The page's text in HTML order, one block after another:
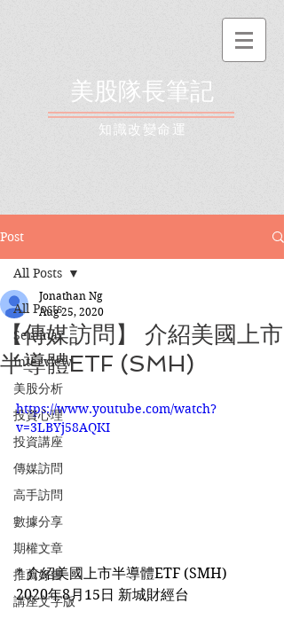
美股隊長筆記
​知識改變命運
Post
All Posts
Seminar
Interview
美股分析
投資心理
投資講座
傳媒訪問
高手訪問
數據分享
期權文章
推薦好書
講座文字版
All Posts
【傳媒訪問】 介紹美國上市
半導體ETF (SMH)
Jonathan Ng
Aug 25, 2020
https://www.youtube.com/watch?
v=3LBYj58AQKI
* 介紹美國上市半導體ETF (SMH)
2020年8月15日 新城財經台